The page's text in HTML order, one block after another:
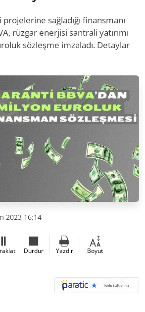
sağladığı finansmanı
rüzgar enerjisi santrali yatırımı
sözleşme imzaladı. Detaylar
2023 16:14
Durdur Yazdır Boyut